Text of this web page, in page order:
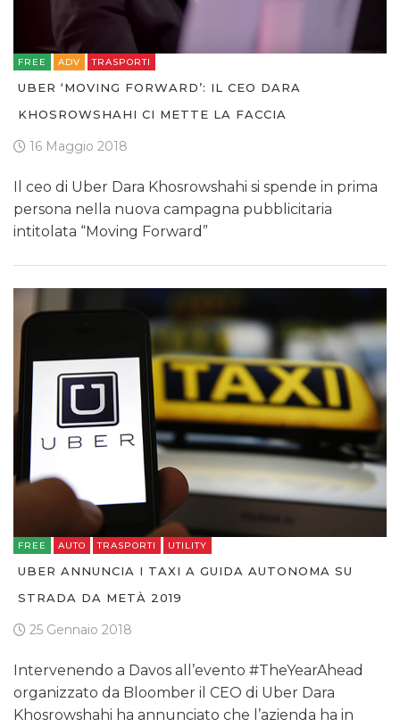
FREE ADV TRASPORTI
UBER ‘MOVING FORWARD’: IL CEO DARA
KHOSROWSHAHI CI METTE LA FACCIA
16 Maggio 2018
Il ceo di Uber Dara Khosrowshahi si spende in prima
persona nella nuova campagna pubblicitaria
intitolata “Moving Forward”
FREE AUTO TRASPORTI UTILITY
UBER ANNUNCIA I TAXI A GUIDA AUTONOMA SU
STRADA DA METÀ 2019
25 Gennaio 2018
Intervenendo a Davos all’evento #TheYearAhead
organizzato da Bloomber il CEO di Uber Dara
Khosrowshahi ha annunciato che l’azienda ha in